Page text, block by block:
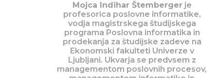
Mojca Indihar Štembergerje
profesorica poslovne informatike,
vodja magistrskega študijskega
programa Poslovna informatika in
prodekanja za študijske zadeve na
Ekonomski fakulteti Univerze v
Ljubljani. Ukvarja se predvsem z
managementom poslovnih procesov,